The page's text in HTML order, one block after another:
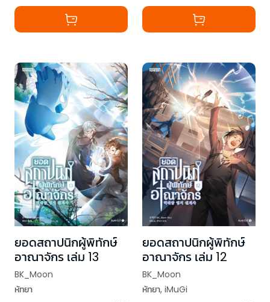
ยอดสถาปนิกผู้พิทักษ์
อาณาจักร เล่ม 13
BK_Moon
หัทยา
ยอดสถาปนิกผู้พิทักษ์
อาณาจักร เล่ม 12
BK_Moon
หัทยา, iMuGi